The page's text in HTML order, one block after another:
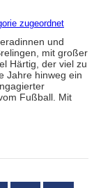
zugeordnet
und
mit großer
Härtig, der viel zu
Jahre hinweg ein
Fußball. Mit